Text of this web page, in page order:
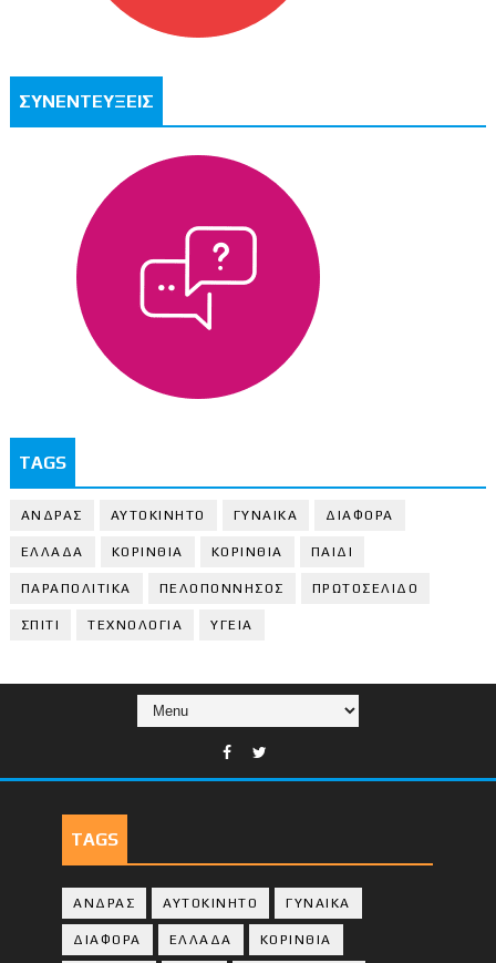
ΣΥΝΕΝΤΕΥΞΕΙΣ
TAGS
ΑΝΔΡΑΣ ΑΥΤΟΚΙΝΗΤΟ ΓΥΝΑΙΚΑ ΔΙΑΦΟΡΑ
ΕΛΛΑΔΑ ΚΟΡΙΝΘΙΑ ΚΟΡΙΝΘΙA ΠΑΙΔΙ
ΠΑΡΑΠΟΛΙΤΙΚΑ ΠΕΛΟΠΟΝΝΗΣΟΣ ΠΡΩΤΟΣΕΛΙΔΟ
ΣΠΙΤΙ ΤΕΧΝΟΛΟΓΙΑ ΥΓΕΙΑ
TAGS
ΑΝΔΡΑΣ ΑΥΤΟΚΙΝΗΤΟ ΓΥΝΑΙΚΑ
ΔΙΑΦΟΡΑ ΕΛΛΑΔΑ ΚΟΡΙΝΘΙΑ